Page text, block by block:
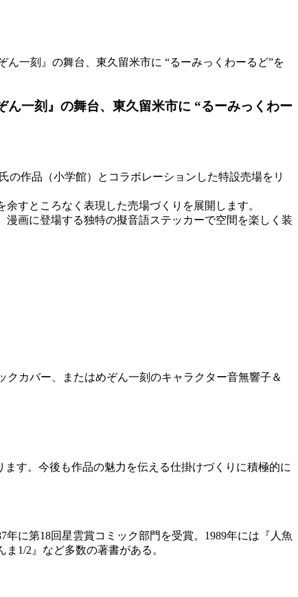
一刻』の舞台、東久留米市に “るーみっくわーるど”を
一刻』の舞台、東久留米市に “るーみっくわー
の作品（小学館）とコラボレーションした特設売場をリ
すところなく表現した売場づくりを展開します。
画に登場する独特の擬音語ステッカーで空間を楽しく装
カバー、またはめぞん一刻のキャラクター音無響子＆
す。今後も作品の魅力を伝える仕掛けづくりに積極的に
に第18回星雲賞コミック部門を受賞。1989年には『人魚
1/2』など多数の著書がある。